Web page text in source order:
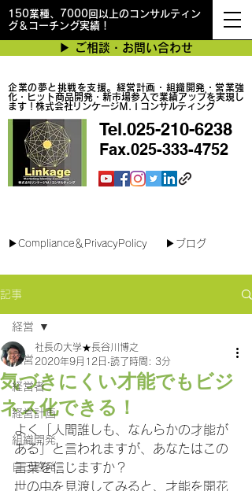
150業種、7000回以上のコンサルティン
グ＆コーチング実績！
企業の夢と挑戦を支援。経営計画・組織開発・営業強
化・ヒット商品開発・新市場参入で業績アップを実現し
ます！株式会社リンケージＭ.Ｉコンサルティング
▶︎ ご相談・お問い合わせ
Tel.025-210-6238
Fax.025-333-4752
▶︎Compliance＆PrivacyPolicy ▶︎ブログ
記事
経営
経営者
経営計画
組織開発
自己啓発
経営
気づきにくい才能でもビジ
ネス化できる！
社長の大学★長谷川博之
2020年9月12日 読了時間: 3分
よく「人間誰しも、なんらかの才能が
ある」と言われますが、あなたはこの
言葉を信じますか？
世の中を見渡してみると、才能を開花